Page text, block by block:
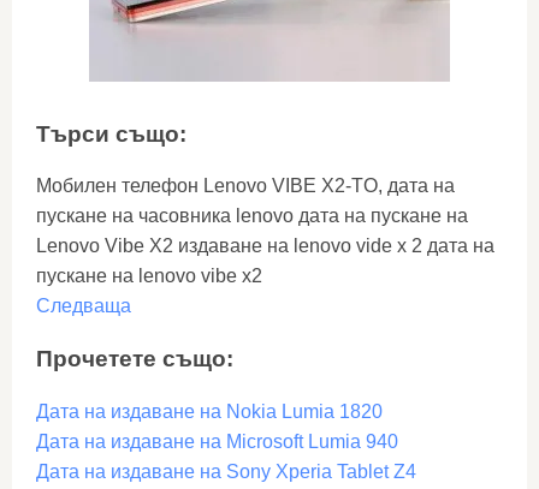
Търси също:
Мобилен телефон Lenovo VIBE X2-TO, дата на
пускане на часовника lenovo дата на пускане на
Lenovo Vibe X2 издаване на lenovo vide x 2 дата на
пускане на lenovo vibe x2
Следваща
Прочетете също:
Дата на издаване на Nokia Lumia 1820
Дата на издаване на Microsoft Lumia 940
Дата на издаване на Sony Xperia Tablet Z4